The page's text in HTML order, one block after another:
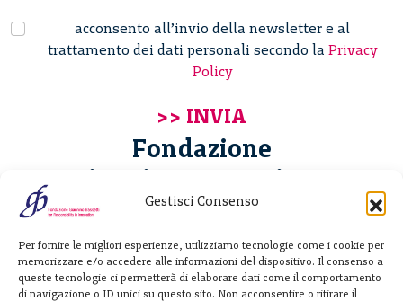
Gestisci Consenso
Per fornire le migliori esperienze, utilizziamo tecnologie come i cookie per
memorizzare e/o accedere alle informazioni del dispositivo. Il consenso a
queste tecnologie ci permetterà di elaborare dati come il comportamento
di navigazione o ID unici su questo sito. Non acconsentire o ritirare il
acconsento all’invio della newsletter e al
trattamento dei dati personali secondo la Privacy
Policy
Fondazione
Giannino Bassetti ETS
20122 Milano - Italia
T. +39 02 781933